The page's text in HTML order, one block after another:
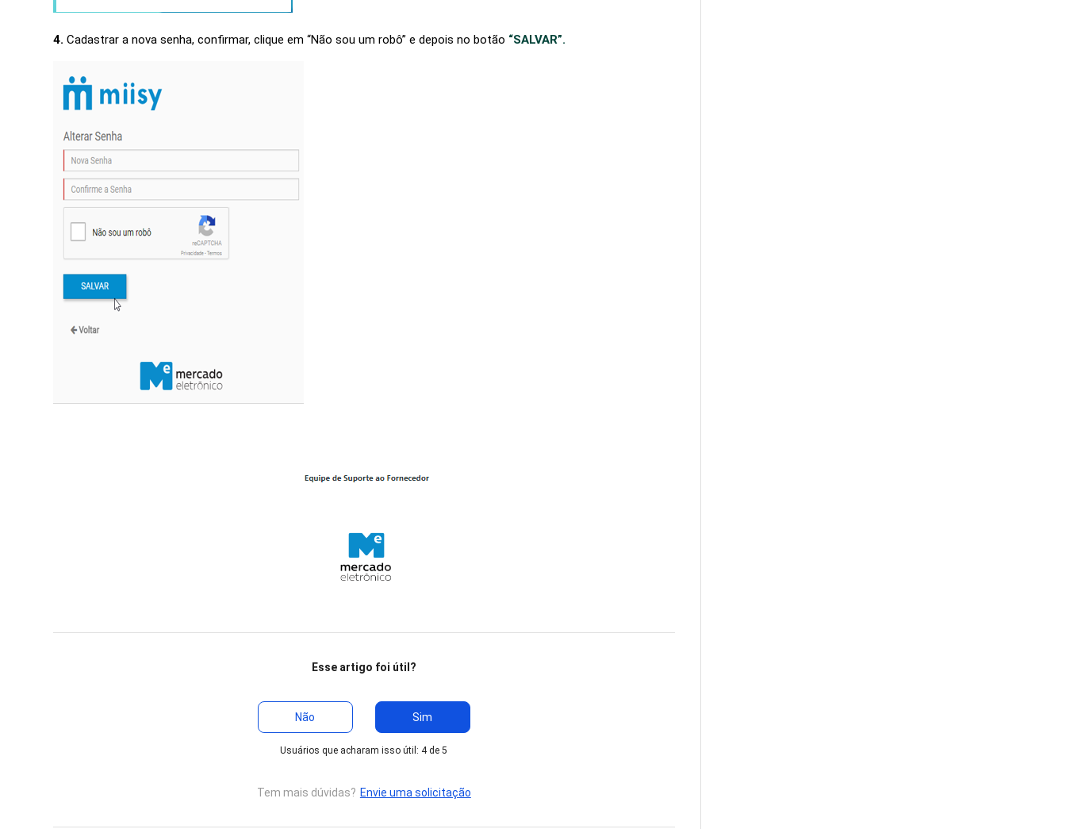
4. Cadastrar a nova senha, confirmar, clique em “Não sou um robô” e depois no botão “SALVAR”.
Esse artigo foi útil?
Não Sim
Usuários que acharam isso útil: 4 de 5
Tem mais dúvidas? Envie uma solicitação